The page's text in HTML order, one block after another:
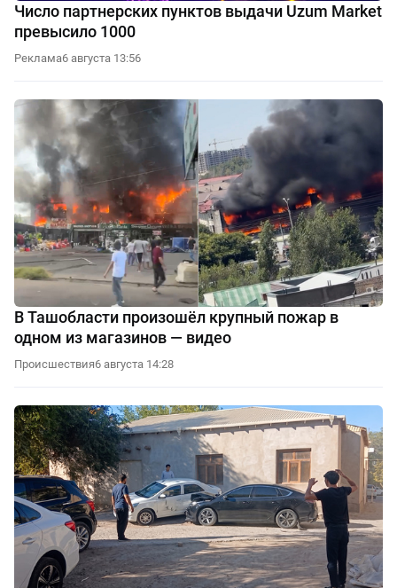
Число партнерских пунктов выдачи Uzum Market
превысило 1000
Реклама6 августа 13:56
В Ташобласти произошёл крупный пожар в
одном из магазинов — видео
Происшествия6 августа 14:28